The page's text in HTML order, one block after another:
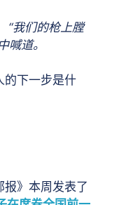
“我们的枪上膛
喊道。
的下一步是什
报》本周发表了